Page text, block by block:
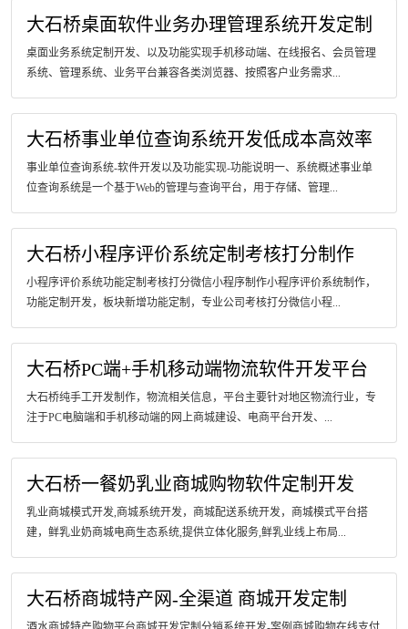
大石桥桌面软件业务办理管理系统开发定制
桌面业务系统定制开发、以及功能实现手机移动端、在线报名、会员管理
系统、管理系统、业务平台兼容各类浏览器、按照客户业务需求...
大石桥事业单位查询系统开发低成本高效率
事业单位查询系统-软件开发以及功能实现-功能说明一、系统概述事业单
位查询系统是一个基于Web的管理与查询平台，用于存储、管理...
大石桥小程序评价系统定制考核打分制作
小程序评价系统功能定制考核打分微信小程序制作小程序评价系统制作，
功能定制开发，板块新增功能定制，专业公司考核打分微信小程...
大石桥PC端+手机移动端物流软件开发平台
大石桥纯手工开发制作，物流相关信息，平台主要针对地区物流行业，专
注于PC电脑端和手机移动端的网上商城建设、电商平台开发、...
大石桥一餐奶乳业商城购物软件定制开发
乳业商城模式开发,商城系统开发，商城配送系统开发，商城模式平台搭
建，鲜乳业奶商城电商生态系统,提供立体化服务,鲜乳业线上布局...
大石桥商城特产网-全渠道 商城开发定制